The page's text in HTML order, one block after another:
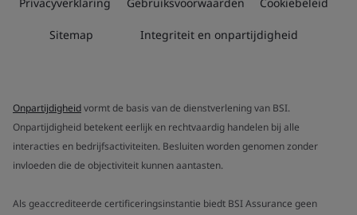
Sitemap Integriteit en onpartijdigheid
Onpartijdigheidvormt de basis van de dienstverlening van BSI.
Onpartijdigheid betekent eerlijk en rechtvaardig handelen bij alle
interacties en bedrijfsactiviteiten. Besluiten worden genomen zonder
invloeden die de objectiviteit kunnen aantasten.
Als geaccrediteerde certificeringsinstantie biedt BSI Assurance geen